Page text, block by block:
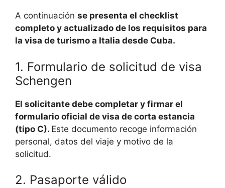
A continuación se presenta el checklist
completo y actualizado de los requisitos para
la visa de turismo a Italia desde Cuba.
1. Formulario de solicitud de visa
Schengen
El solicitante debe completar y firmar el
formulario oficial de visa de corta estancia
(tipo C). Este documento recoge información
personal, datos del viaje y motivo de la
solicitud.
2. Pasaporte válido